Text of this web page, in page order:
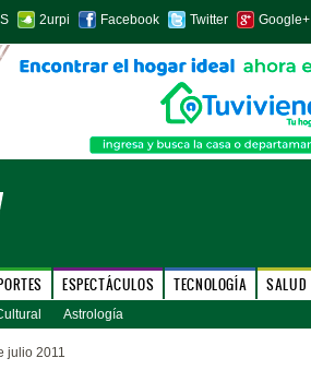
2urpi Facebook Twitter Google+
ESPECTÁCULOS TECNOLOGÍA SALUD
Astrología
julio 2011